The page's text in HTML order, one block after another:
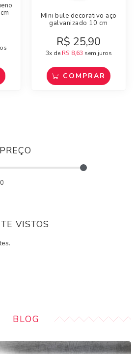
VISTOS
MIni bule decorativo aço
galvanizado 10 cm
R$ 25,90
3x de R$ 8,63 sem juros
COMPRAR
BLOG